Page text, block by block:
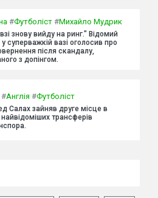
#Футболіст #Михайло Мудрик
знову вийду на ринг." Відомий
суперважкій вазі оголосив про
після скандалу,
з допінгом.
#Англія #Футболіст
Салах зайняв друге місце в
трансферів